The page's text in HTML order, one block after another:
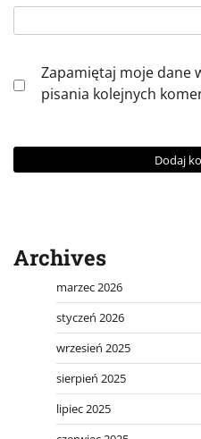
Zapamiętaj moje dane
pisania kolejnych
Archives
marzec 2026
styczeń 2026
wrzesień 2025
sierpień 2025
lipiec 2025